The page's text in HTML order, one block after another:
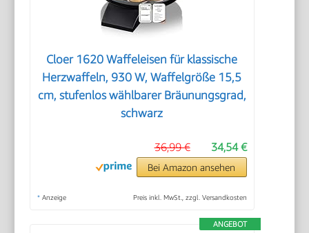
Cloer 1620 Waffeleisen für klassische
Herzwaffeln, 930 W, Waffelgröße 15,5
cm, stufenlos wählbarer Bräunungsgrad,
schwarz
34,54 €
36,99 €
Bei Amazon ansehen
* Anzeige Preis inkl. MwSt., zzgl. Versandkosten
ANGEBOT